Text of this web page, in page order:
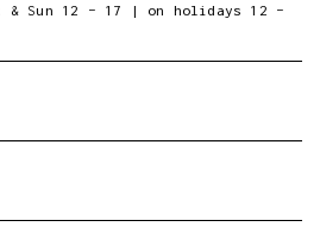
& Sun 12 – 17 | on holidays 12 –